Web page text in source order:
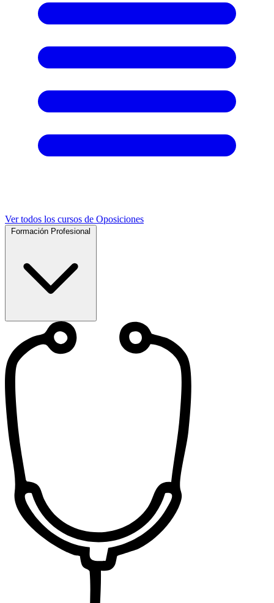
Ver todos los cursos de Oposiciones
Formación Profesional